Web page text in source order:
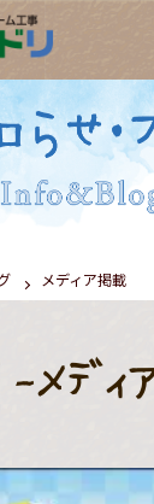
メディア掲載
ディ